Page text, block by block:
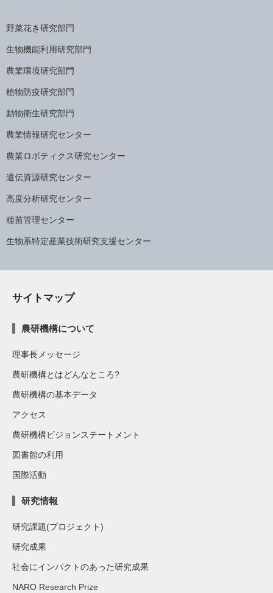
野菜花き研究部門
生物機能利用研究部門
農業環境研究部門
植物防疫研究部門
動物衛生研究部門
農業情報研究センター
農業ロボティクス研究センター
遺伝資源研究センター
高度分析研究センター
種苗管理センター
生物系特定産業技術研究支援センター
サイトマップ
農研機構について
理事長メッセージ
農研機構とはどんなところ?
農研機構の基本データ
アクセス
農研機構ビジョンステートメント
図書館の利用
国際活動
研究情報
研究課題(プロジェクト)
研究成果
社会にインパクトのあった研究成果
NARO Research Prize